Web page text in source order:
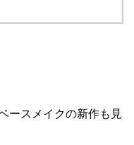
ースメイクの新作も見